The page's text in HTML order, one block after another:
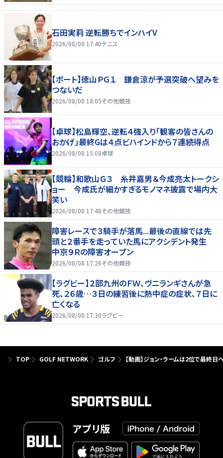
石田実莉 逆転勝ちでインハイV
2026/08/08 17:40テニス
【ボート】徳山ＰＧ１ 鎌倉涼が予選突破へ望みを
つないだ
2026/08/08 18:05その他競技
【卓球】松島輝空、逆転４強入り「観客の皆さんの
おかげ」最終Gは４点ビハインドから７連続得点
2026/08/08 15:08卓球
【競輪】和歌山Ｇ３ 糸井嘉男＆今成亮太トークシ
ョー 今成氏が細かすぎるモノマネ披露で場内大
笑い
2026/08/08 17:48その他競技
障害レースで３騎手が落馬...最後の直線では先
頭と２番手を走っていた馬にアクシデント発生
中京９Ｒの障害オープン
2026/08/08 17:26その他競技
【ラグビー】２部九州のＦＷ、ヴニランギさんが急
死、２６歳…３日の練習後に熱中症の症状、７日に
亡くなる
2026/08/08 17:30ラグビー
TOP GOLF NETWORK ゴルフ 【動画】ジョン・ラームは2位で最終
アプリ版